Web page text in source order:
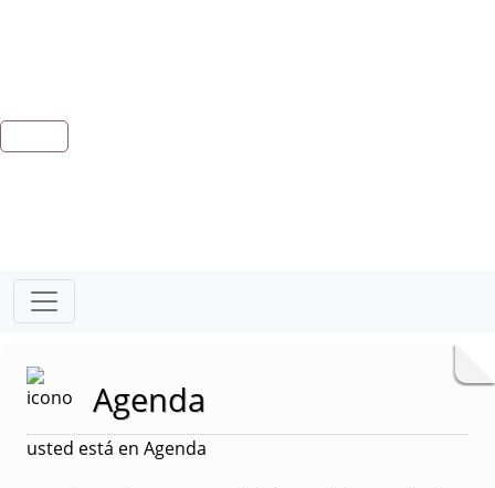
Agenda
usted está en Agenda